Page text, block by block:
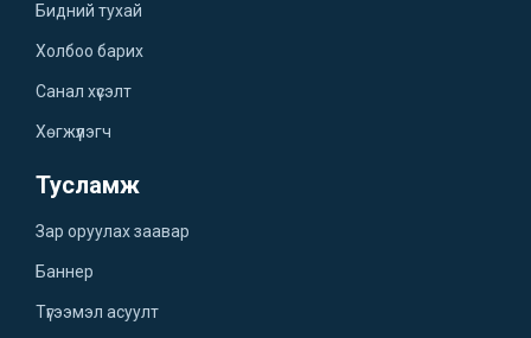
Бидний тухай
Холбоо барих
Санал хүсэлт
Хөгжүүлэгч
Тусламж
Зар оруулах заавар
Баннер
Түгээмэл асуулт